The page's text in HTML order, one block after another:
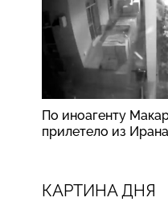
По иноагенту
прилетело из Ирана
КАРТИНА ДНЯ